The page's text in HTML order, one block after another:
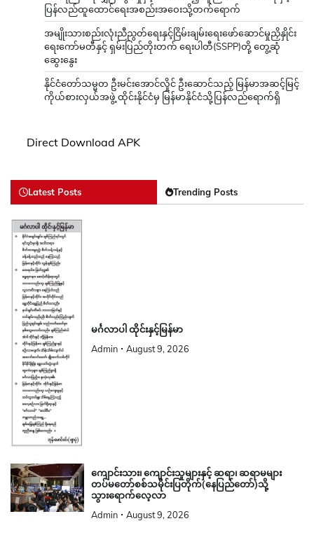
ပြန်လည်ထူထောင်ရေးအစည်းအဝေးသို့တက်ရောက်
အမျိုးသားစည်းလုံးညီညွတ်ရေးနှင့်ငြိမ်းချမ်းရေးဖော်ဆောင်မှုညှိနှိုင်း
ရေးကော်မတီနှင့် ရှမ်းပြည်တိုးတက် ရေးပါတီ(SSPP)တို့ တွေ့ဆုံ
ဆွေးနွေး
နိုင်ငံတော်သမ္မတ ဦးမင်းအောင်လှိုင် ဦးဆောင်သည့် မြန်မာအဆင့်မြင့်
ကိုယ်စားလှယ်အဖွဲ့ ထိုင်းနိုင်ငံမှ မြန်မာနိုင်ငံသို့ပြန်လည်ရောက်ရှိ
Direct Download APK
Latest Posts Trending Posts
မင်္ဂလာပါ ထိုင်းနှင့်မြန်မာ
Admin August 9, 2026
ကျောင်းသား၊ ကျောင်းသူများနှင့် ဆရာ၊ ဆရာမများ
တပ်မတော်စစ်သမိုင်းပြတိုက်(နေပြည်တော်)သို့
သွားရောက်လေ့လာ
Admin August 9, 2026